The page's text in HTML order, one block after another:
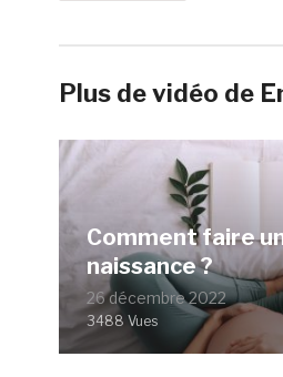
Plus de vidéo de
Comment faire
naissance ?
26 décembre 2022
3488 Vues